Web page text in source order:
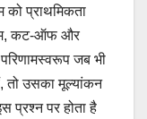
को प्राथमिकता
कट-ऑफ और
जब भी
तो उसका मूल्यांकन
प्रश्न पर होता है